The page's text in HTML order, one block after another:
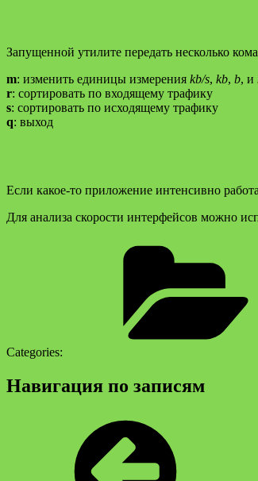
Запущенной утилите передать несколько
m: изменить единицы измерения kb/s, kb, b, и
r: сортировать по входящему трафику
s: сортировать по исходящему трафику
q: выход
Если какое-то приложение интенсивно
Для анализа скорости интерфейсов можно
Categories:
Навигация по записям